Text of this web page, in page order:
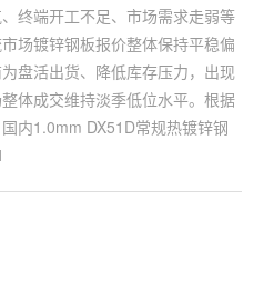
终端开工不足、市场需求走弱等
场镀锌钢板报价整体保持平稳偏
盘活出货、降低库存压力，出现
体成交维持淡季低位水平。根据
内1.0mm DX51D常规热镀锌钢